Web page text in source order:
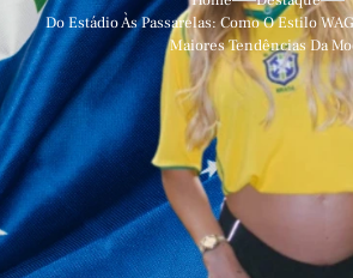
Do Estádio Às Passarelas: Como O Estilo
Maiores Tendências Da